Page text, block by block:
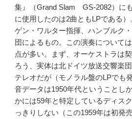
集』（Grand Slam GS-2082）に
に使用したのは2曲ともLPである
ゲン・ワルター指揮、ハンブルク
団によるもの。この演奏について
点が多い。まず、オーケストラは
ろう、実体は北ドイツ放送交響楽
テレオだが（モノラル盤のLPでも
音データは1950年代ということし
かには59年と特定しているディス
っきりしない（この1959年は初発